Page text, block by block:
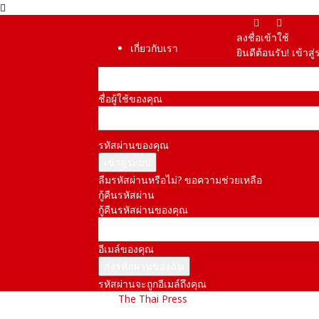
เกี่ยวกับเรา
ลงชื่อเข้าใช้
ยินดีต้อนรับ! เข้า
ชื่อผู้ใช้ของคุณ
รหัสผ่านของคุณ
ลืมรหัสผ่านหรือไม่? ขอความช่วยเหลือ
กู้คืนรหัสผ่าน
กู้คืนรหัสผ่านของคุณ
อีเมล์ของคุณ
รหัสผ่านจะถูกอีเมล์ถึงคุณ
The Thai Press